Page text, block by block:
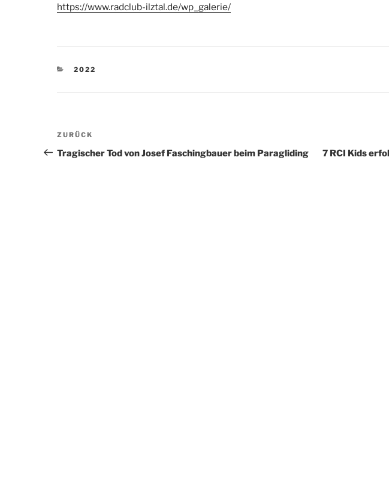
https://www.radclub-ilztal.de/wp_galerie/
KATEGORIEN
2022
Beitragsnavigation
Vorheriger
Beitrag
ZURÜCK
Tragischer Tod von Josef Faschingbauer beim Paragliding
7 RCI Kids